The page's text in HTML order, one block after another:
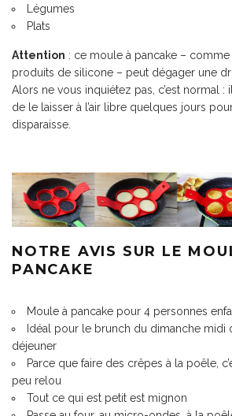
Légumes
Plats
Attention : ce moule à pancake –
produits de silicone – peut dégager une
Alors ne vous inquiétez pas, c’est normal :
de le laisser à l’air libre quelques jours
disparaisse.
NOTRE AVIS SUR LE
PANCAKE
Moule à pancake pour 4 personnes
Idéal pour le brunch du dimanche midi
déjeuner
Parce que faire des crêpes à la poêle,
peu relou
Tout ce qui est petit est mignon